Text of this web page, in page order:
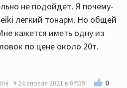
не подойдет. Я почему-
легкий тонарм. Но общей
кажется иметь одну из
по цене около 20т.
24 апреля 2021 в 07:59 0